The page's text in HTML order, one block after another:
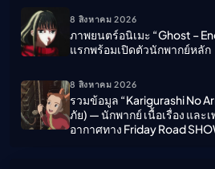
8 สิงหาคม 2026
ภาพยนตร์อนิเมะ “ghost –
แรกพร้อมเปิดตัวนักพากย์หลัก
8 สิงหาคม 2026
รวมข้อมูล “Karigurashi No
ภัย) — นักพากย์ เนื้อเรื่อง และ
อากาศทาง Friday Road